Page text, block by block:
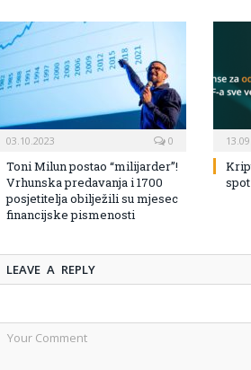
03.10.2023 0
Toni Milun postao “milijarder”!
Vrhunska predavanja i 1700
posjetitelja obilježili su mjesec
financijske pismenosti
LEAVE A REPLY